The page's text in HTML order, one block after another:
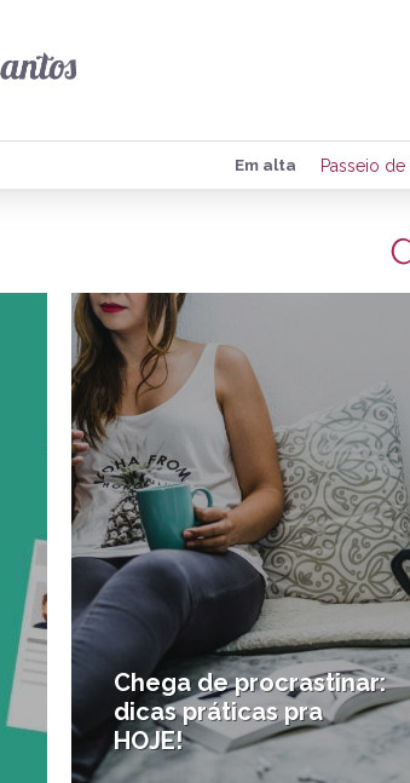
Preencha
de eventos
Em alta Passeio
Chega de procrastinar:
dicas práticas pra
HOJE!